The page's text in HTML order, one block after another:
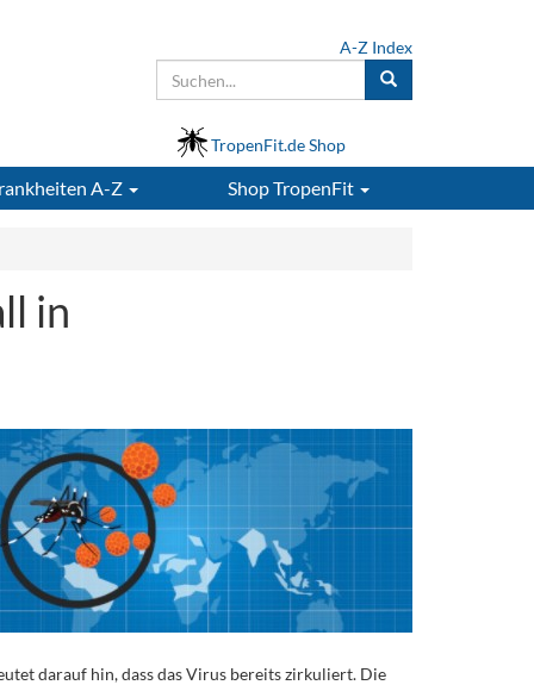
A-Z Index
TropenFit.de Shop
A-Z ShopTropenFit
in
darauf hin, dass das Virus bereits zirkuliert. Die